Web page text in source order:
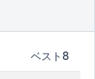
ベスト8